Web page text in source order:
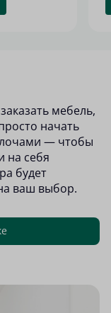
мебель,
начать
— чтобы
на себя
будет
ваш выбор.